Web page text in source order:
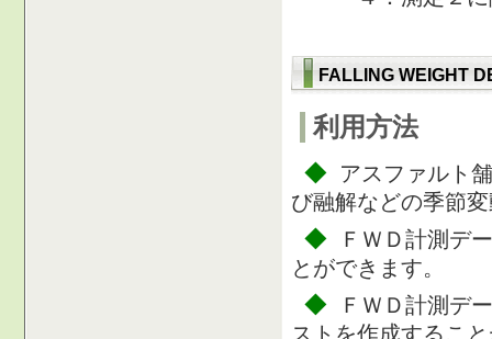
FALLING WEIGHT
利用方法
◆
アスファルト
び融解などの季節
◆
ＦＷＤ計測デ
とができます。
◆
ＦＷＤ計測デ
ストを作成するこ